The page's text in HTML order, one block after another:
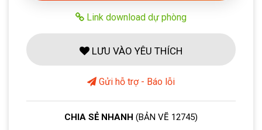
Link download dự phòng
LƯU VÀO YÊU THÍCH
Gửi hỗ trợ - Báo lỗi
CHIA SẺ NHANH (BẢN VẼ 12745)